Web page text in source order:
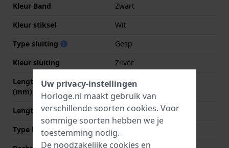
Kleur Band
Zwart
Kleur stiksel
Wit
Type sluiting
Gesp
Kleur sluiting
Zilver
Lengte band op 12 uur
(mm)
80 mm
Lengte band op 6 uur (mm) 120 mm
Type bevestiging
Bandpennen
Uw privacy-instellingen
Horloge.nl maakt gebruik van
verschillende soorten cookies. Voor
sommige soorten hebben we je
toestemming nodig.
De noodzakelijke cookies en